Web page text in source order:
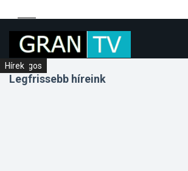
Legfrissebb híreink
Hírek
Országos
Hírek